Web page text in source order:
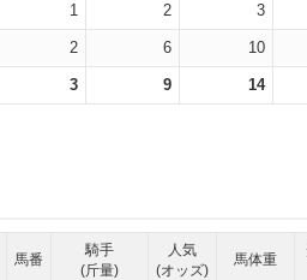
1 2 3
2 6 10
3 9 14
馬番
騎手
(斤量)
人気
(オッズ)
馬体重